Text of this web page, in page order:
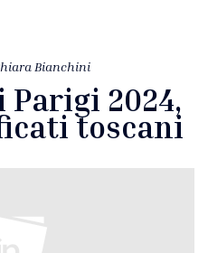
Bianchini
2024,
toscani